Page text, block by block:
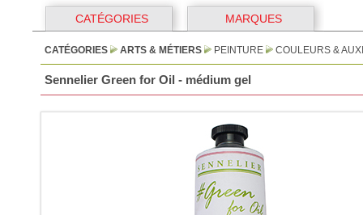
CATÉGORIES MARQUES
CATÉGORIES ARTS & MÉTIERS PEINTURE COULEURS &
Sennelier Green for Oil - médium gel